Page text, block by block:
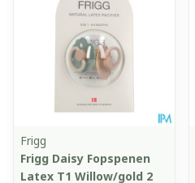
Frigg
Frigg Daisy Fopspenen
Latex T1 Willow/gold 2